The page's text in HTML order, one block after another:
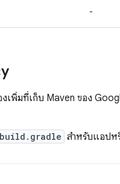
-
พิ่มที่เก็บ Maven ของ
build.gradle สำหรับแอปห